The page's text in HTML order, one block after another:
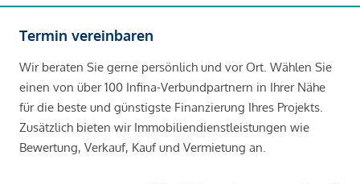
Termin vereinbaren
Wir beraten Sie gerne persönlich und vor Ort. Wählen Sie
einen von über 100 Infina-Verbundpartnern in Ihrer Nähe
für die beste und günstigste Finanzierung Ihres Projekts.
Zusätzlich bieten wir Immobiliendienstleistungen wie
Bewertung, Verkauf, Kauf und Vermietung an.